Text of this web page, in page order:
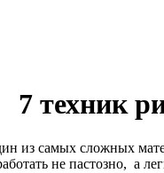
7 техник
из самых сложных
не пастозно, а